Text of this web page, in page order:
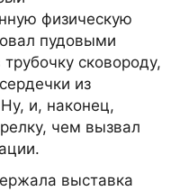
физическую
пудовыми
сковороду,
из
и, наконец,
чем вызвал
выставка